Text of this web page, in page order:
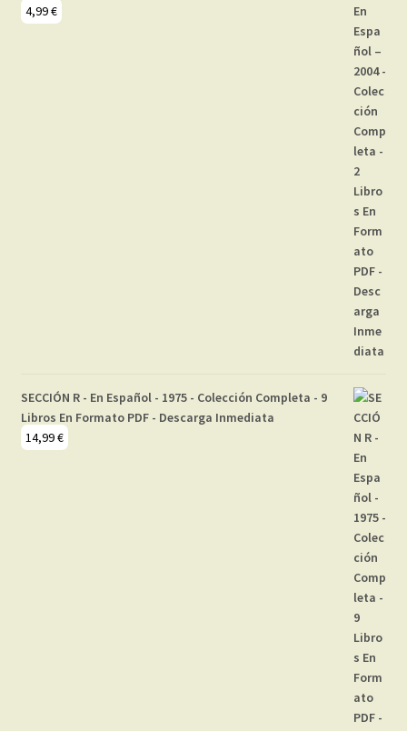
4,99€
SECCIÓN R - En Español - 1975 - Colección Completa - 9
Libros En Formato PDF - Descarga Inmediata
14,99€